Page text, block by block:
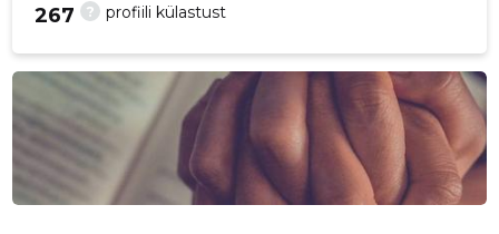
? profiili külastust
267